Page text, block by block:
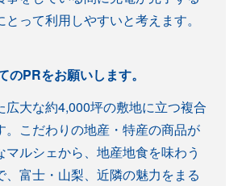
って利用しやすいと考えます。
のPRをお願いします。
広大な約4,000坪の敷地に立つ複合
。こだわりの地産・特産の商品が
マルシェから、地産地食を味わう
、富士・山梨、近隣の魅力をまる